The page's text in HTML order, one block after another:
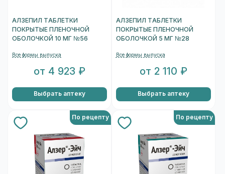
АЛЗЕПИЛ ТАБЛЕТКИ
ПОКРЫТЫЕ ПЛЕНОЧНОЙ
ОБОЛОЧКОЙ 10 МГ №56
Все формы выпуска
от 4 923 ₽
Выбрать аптеку
АЛЗЕПИЛ ТАБЛЕТКИ
ПОКРЫТЫЕ ПЛЕНОЧНОЙ
ОБОЛОЧКОЙ 5 МГ №28
Все формы выпуска
от 2 110 ₽
Выбрать аптеку
По рецепту По рецепту